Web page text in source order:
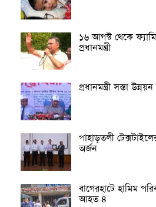
১৬ আগস্ট থেকে
প্রধানমন্ত্রী
প্রধানমন্ত্রী সস্তা
পাহাড়তলী
অর্জন
বাগেরহাটে হামিম
আহত ৪